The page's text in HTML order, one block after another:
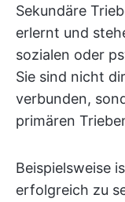
Sekundäre
erlernt und
sozialen oder
Sie sind nicht
verbunden,
primären
Beispielsweise
erfolgreich zu